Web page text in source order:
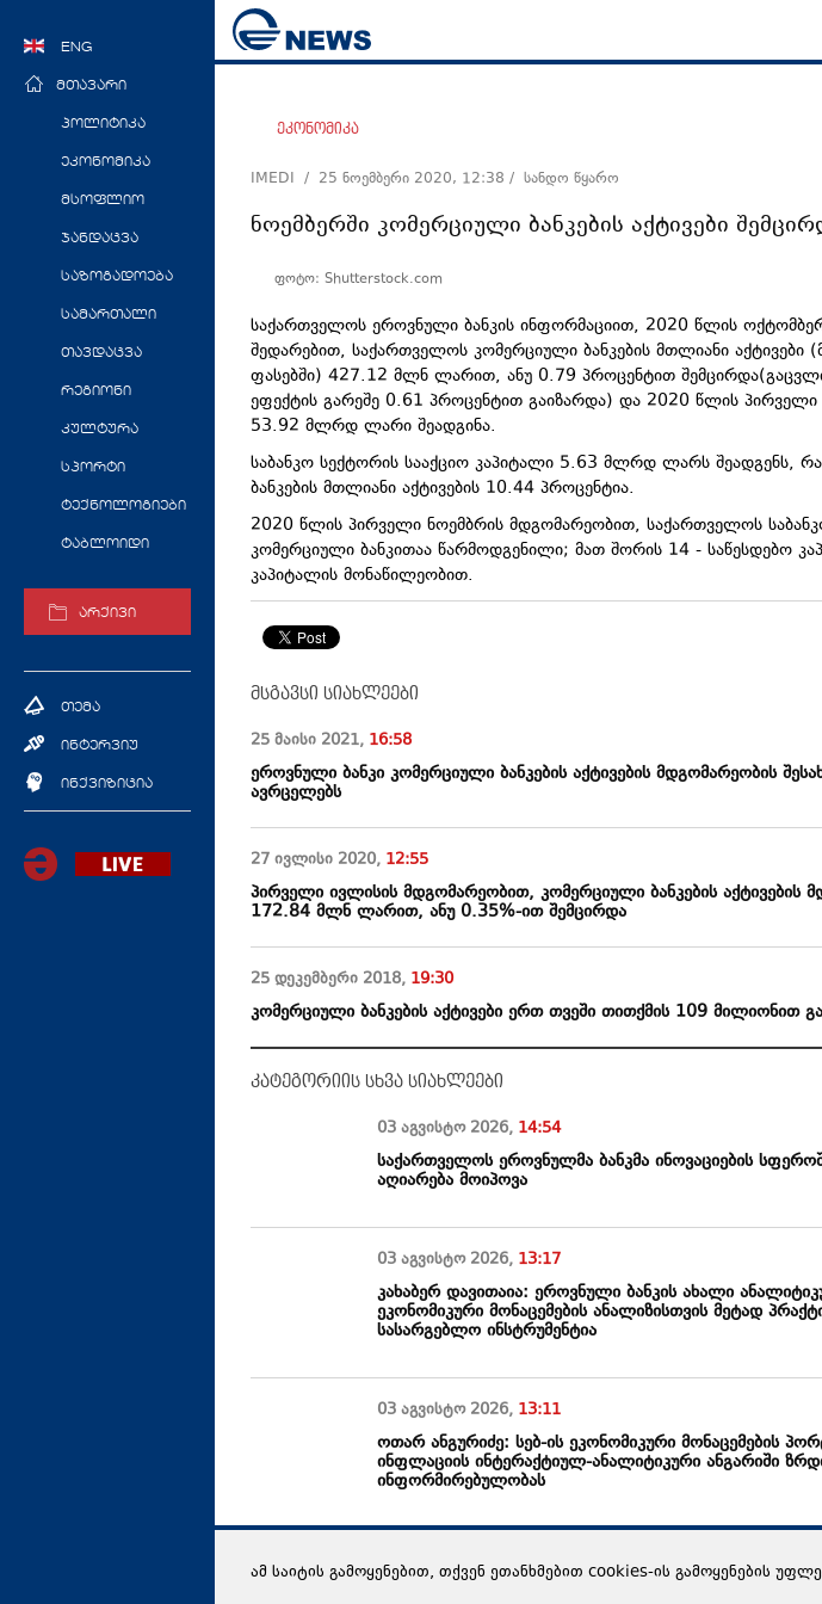
ENG
მთავარი
პოლიტიკა
ეკონომიკა
მსოფლიო
ჯანდაცვა
საზოგადოება
სამართალი
თავდაცვა
რეგიონი
კულტურა
სპორტი
ტექნოლოგიები
ტაბლოიდი
არქივი
თემა
ინტერვიუ
ინქვიზიცია
ეკონომიკა
IMEDI / 25 ნოემბერი 2020, 12:38 / სანდო წყარო
ნოემბერში კომერციული ბანკების აქტივები
ფოტო: Shutterstock.com
საქართველოს ეროვნული ბანკის ინფორმაციით, 2020 წლის
შედარებით, საქართველოს კომერციული ბანკების მთლიანი აქტივები
ფასებში) 427.12 მლნ ლარით, ანუ 0.79 პროცენტით
ეფექტის გარეშე 0.61 პროცენტით გაიზარდა) და 2020 წლის პირველი
53.92 მლრდ ლარი შეადგინა.
საბანკო სექტორის სააქციო კაპიტალი 5.63 მლრდ ლარს შეადგენს,
ბანკების მთლიანი აქტივების 10.44 პროცენტია.
2020 წლის პირველი ნოემბრის მდგომარეობით, საქართველოს
კომერციული ბანკითაა წარმოდგენილი; მათ შორის 14 - საწესდებო
კაპიტალის მონაწილეობით.
მსგავსი სიახლეები
25 მაისი 2021, 16:58
ეროვნული ბანკი კომერციული ბანკების აქტივების მდგომარეობის
ავრცელებს
27 ივლისი 2020, 12:55
პირველი ივლისის მდგომარეობით, კომერციული ბანკების აქტივების
172.84 მლნ ლარით, ანუ 0.35%-ით შემცირდა
25 დეკემბერი 2018, 19:30
კომერციული ბანკების აქტივები ერთ თვეში თითქმის 109 მილიონით
კატეგორიის სხვა სიახლეები
03 აგვისტო 2026, 14:54
საქართველოს ეროვნულმა ბანკმა ინოვაციების
აღიარება მოიპოვა
03 აგვისტო 2026, 13:17
კახაბერ დავითაია: ეროვნული ბანკის ახალი
ეკონომიკური მონაცემების ანალიზისთვის მეტად
სასარგებლო ინსტრუმენტია
03 აგვისტო 2026, 13:11
ოთარ ანგურიძე: სებ-ის ეკონომიკური მონაცემების
ინფლაციის ინტერაქტიულ-ანალიტიკური ანგარიში
ინფორმირებულობას
ამ საიტის გამოყენებით, თქვენ ეთანხმებით cookies-ის გამოყენების